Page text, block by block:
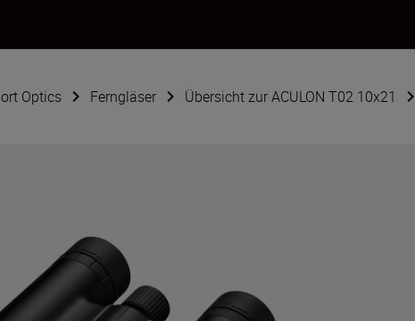
Optics Ferngläser Übersicht zur ACULON T02 10x21